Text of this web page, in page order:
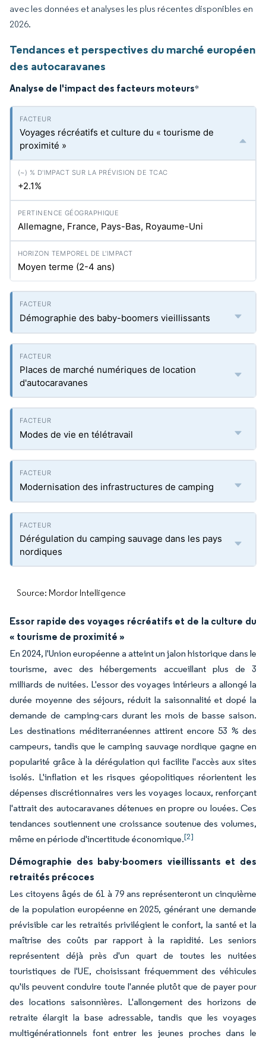
avec les données et analyses les plus récentes disponibles en
2026.
Tendances et perspectives du marché européen
des autocaravanes
Analyse de l'impact des facteurs moteurs*
Voyages récréatifs et culture du « tourisme de
proximité »
+2.1%
Allemagne, France, Pays-Bas, Royaume-Uni
Moyen terme (2-4 ans)
Démographie des baby-boomers vieillissants
Places de marché numériques de location
d'autocaravanes
Modes de vie en télétravail
Modernisation des infrastructures de camping
Dérégulation du camping sauvage dans les pays
nordiques
Source: Mordor Intelligence
Essor rapide des voyages récréatifs et de la culture du
« tourisme de proximité »
En 2024, l'Union européenne a atteint un jalon historique dans le
tourisme, avec des hébergements accueillant plus de 3
milliards de nuitées. L'essor des voyages intérieurs a allongé la
durée moyenne des séjours, réduit la saisonnalité et dopé la
demande de camping-cars durant les mois de basse saison.
Les destinations méditerranéennes attirent encore 53 % des
campeurs, tandis que le camping sauvage nordique gagne en
popularité grâce à la dérégulation qui facilite l'accès aux sites
isolés. L'inflation et les risques géopolitiques réorientent les
dépenses discrétionnaires vers les voyages locaux, renforçant
l'attrait des autocaravanes détenues en propre ou louées. Ces
tendances soutiennent une croissance soutenue des volumes,
même en période d'incertitude économique.[2]
Démographie des baby-boomers vieillissants et des
retraités précoces
Les citoyens âgés de 61 à 79 ans représenteront un cinquième
de la population européenne en 2025, générant une demande
prévisible car les retraités privilégient le confort, la santé et la
maîtrise des coûts par rapport à la rapidité. Les seniors
représentent déjà près d'un quart de toutes les nuitées
touristiques de l'UE, choisissant fréquemment des véhicules
qu'ils peuvent conduire toute l'année plutôt que de payer pour
des locations saisonnières. L'allongement des horizons de
retraite élargit la base adressable, tandis que les voyages
multigénérationnels font entrer les jeunes proches dans le